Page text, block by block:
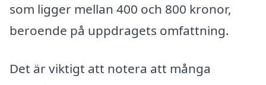
som ligger mellan 400 och 800 kronor,
beroende på uppdragets omfattning.
Det är viktigt att notera att många